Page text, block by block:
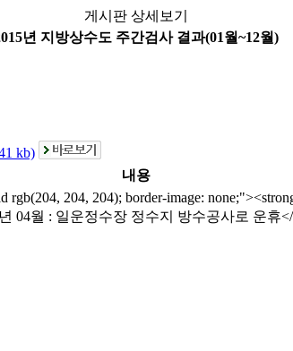
게시판 상세보기
년 지방상수도 주간검사 결과(01월~12월)
kb)
내용
rgb(204, 204, 204); border-image:
04월 : 일운정수장 정수지 방수공사로 운휴